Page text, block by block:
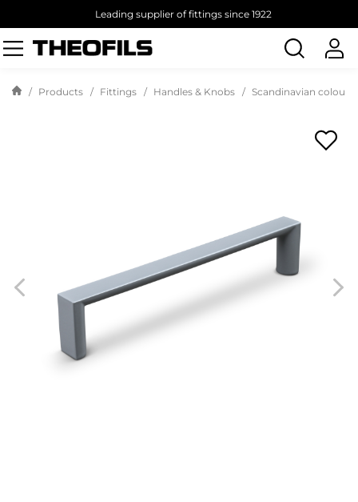
Leading supplier of fittings since 1922
Search
products
Products Fittings Handles & Knobs Scandinavian colours